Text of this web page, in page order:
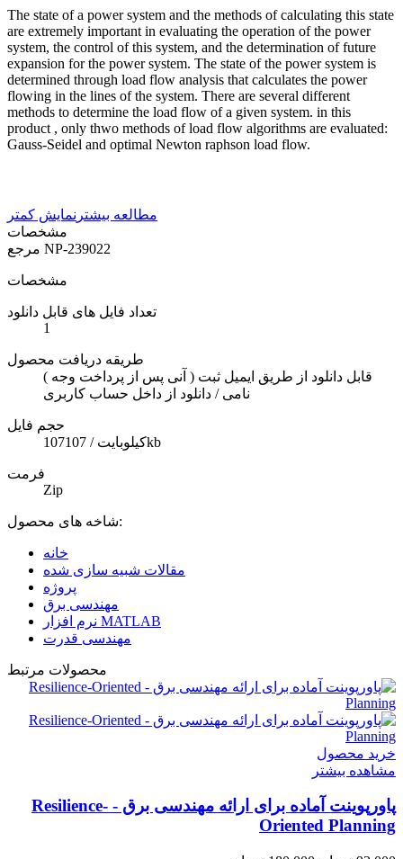
The state of a power system and the methods of calculating this state
are extremely important in evaluating the operation of the power
system, the control of this system, and the determination of future
expansion for the power system. The state of the power system is
determined through load flow analysis that calculates the power
flowing in the lines of the system. There are several different
methods to determine the load flow of a given system. in this
product , only thwo methods of load flow algorithms are evaluated:
Gauss-Seidel and optimal Newton raphson load flow.
مطالعه بیشتر نمایش کمتر
مشخصات
NP-239022
مشخصات
تعداد فایل های قابل دانلود
1
طریقه دریافت محصول
( آنی پس از پرداخت وجه ) قابل دانلود از طریق ایمیل ثبت
نامی / دانلود از داخل حساب کاربری
حجم فایل
107کیلوبایت / 107kb
فرمت
Zip
شاخه های محصول:
خانه
مقالات شبیه سازی شده
پروژه
مهندسی برق
نرم افزار MATLAB
مهندسی قدرت
محصولات مرتبط
خرید محصول
مشاهده بیشتر
پاورپوینت آماده برای ارائه مهندسی برق - Resilience-
Oriented Planning